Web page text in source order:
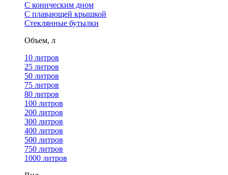
С коническим дном
С плавающей крышкой
Стеклянные бутылки
Объем, л
10 литров
25 литров
50 литров
75 литров
80 литров
100 литров
200 литров
300 литров
400 литров
500 литров
750 литров
1000 литров